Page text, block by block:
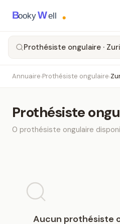
BookyWell
Prothésiste ongulaire ·
Annuaire›Prothésiste ongulaire›
Prothésiste
0 prothésiste ongulaire
Aucun prothésiste